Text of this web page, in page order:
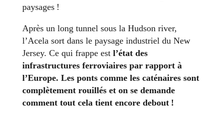
paysages !
Après un long tunnel sous la Hudson river,
l’Acela sort dans le paysage industriel du New
Jersey. Ce qui frappe est l’état des
infrastructures ferroviaires par rapport à
l’Europe. Les ponts comme les caténaires sont
complètement rouillés et on se demande
comment tout cela tient encore debout !